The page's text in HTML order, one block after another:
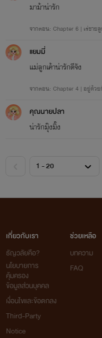
มาม้าน่ารัก
จากตอน: Chapter 6 | เร่ขาย
แยมมี่
แม่ลูกเค้าน่ารักดีจัง
จากตอน: Chapter 4 | อยู่ด้ว
คุณนายปลา
น่ารักมุ๊งมิ๊ง
เกี่ยวกับเรา
ธัญวลัยคือ?
นโยบายการ
คุ้มครอง
ข้อมูลส่วนบุคคล
เงื่อนไขและข้อตกลง
Third-Party
Notice
ช่วยเหลือ
บทความ
FAQ